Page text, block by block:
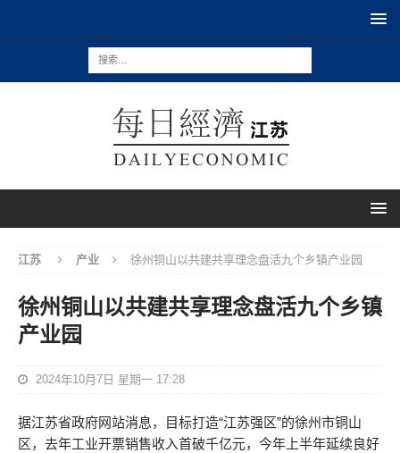
江苏 产业 徐州铜山以共建共享理念盘活九个乡镇产业园
徐州铜山以共建共享理念盘活九个乡镇
产业园
2024年10月7日 星期一 17:28
据江苏省政府网站消息，目标打造“江苏强区”的徐州市铜山
区，去年工业开票销售收入首破千亿元，今年上半年延续良好